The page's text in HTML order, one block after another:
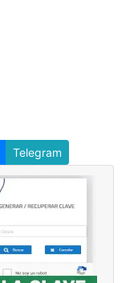
Telegram